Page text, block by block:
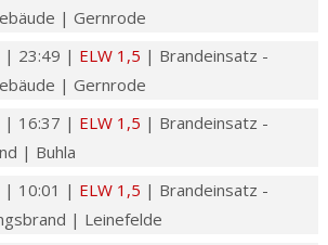
| Gernrode
| 23:49 | ELW 1,5 | Brandeinsatz -
| Gernrode
| 16:37 | ELW 1,5 | Brandeinsatz -
| Buhla
| 10:01 | ELW 1,5 | Brandeinsatz -
| Leinefelde